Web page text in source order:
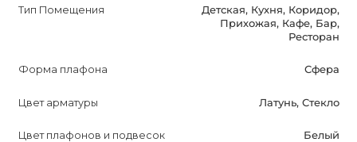
доме. Его современный стиль, различные варианты
цвета и множество комнат, в которых он может
использоваться, делают его привлекательным выбором
для потенциальных покупателей.
Тип Помещения
Детская, Кухня, Коридор,
Прихожая, Кафе, Бар,
Ресторан
Форма плафона Сфера
Цвет арматуры Латунь, Стекло
Цвет плафонов и подвесок Белый